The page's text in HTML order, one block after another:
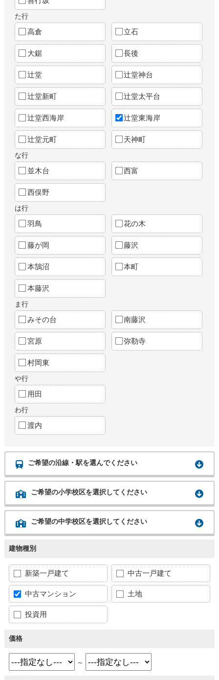
た行
高倉 立石
大鋸 長後
辻堂 辻堂神台
辻堂新町 辻堂太平台
辻堂西海岸 辻堂東海岸
辻堂元町 天神町
な行
並木台 西富
西俣野
は行
羽鳥 花の木
藤が岡 藤沢
本鵠沼 本町
本藤沢
ま行
みその台 南藤沢
宮原 弥勒寺
村岡東
や行
用田
わ行
渡内
ご希望の沿線・駅を選んでください
ご希望の小学校区を選択してください
ご希望の中学校区を選択してください
建物種別
新築一戸建て 中古一戸建て
中古マンション 土地
投資用
価格
～